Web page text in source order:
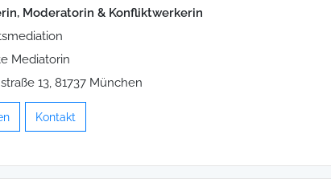
Moderatorin & Konfliktwerkerin
Mediatorin
13, 81737 München
Kontakt